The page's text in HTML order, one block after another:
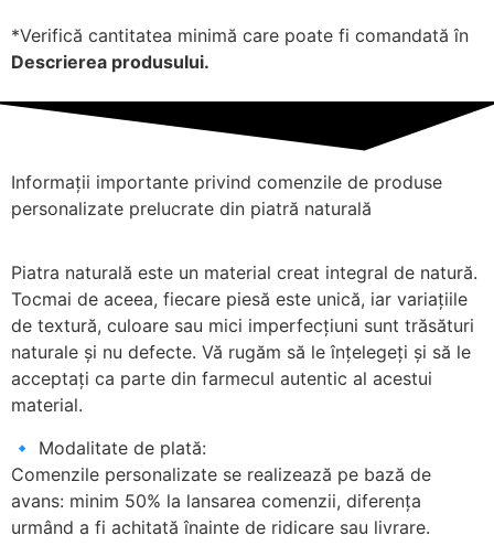
*Verifică cantitatea minimă care poate fi comandată în
Descrierea produsului.
Informații importante privind comenzile de produse
personalizate prelucrate din piatră naturală
Piatra naturală este un material creat integral de natură.
Tocmai de aceea, fiecare piesă este unică, iar variațiile
de textură, culoare sau mici imperfecțiuni sunt trăsături
naturale și nu defecte. Vă rugăm să le înțelegeți și să le
acceptați ca parte din farmecul autentic al acestui
material.
🔹 Modalitate de plată:
Comenzile personalizate se realizează pe bază de
avans: minim 50% la lansarea comenzii, diferența
urmând a fi achitată înainte de ridicare sau livrare.